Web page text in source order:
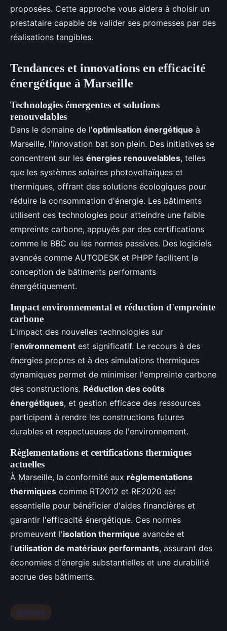
proposées. Cette approche vous aidera à choisir un
prestataire capable de valider ses promesses par des
réalisations tangibles.
Tendances et innovations en efficacité
énergétique à Marseille
Technologies émergentes et solutions
renouvelables
Dans le domaine de l'optimisation énergétique à
Marseille, l'innovation bat son plein. Des initiatives se
concentrent sur les énergies renouvelables, telles
que les systèmes solaires photovoltaïques et
thermiques, offrant des solutions écologiques pour
réduire la consommation d'énergie. Les bâtiments
utilisent ces technologies pour atteindre une faible
empreinte carbone, appuyés par des certifications
comme le BBC ou les normes passives. Des logiciels
avancés comme AUTODESK et PHPP facilitent la
conception de bâtiments performants
énergétiquement.
Impact environnemental et réduction d'empreinte
carbone
L'impact des nouvelles technologies sur
l'environnement est significatif. Le recours à des
énergies propres et à des simulations thermiques
dynamiques permet de minimiser l'empreinte carbone
des constructions. Réduction des coûts
énergétiques, et gestion efficace des ressources
participent à rendre les constructions futures
durables et respectueuses de l'environnement.
Règlementations et certifications thermiques
actuelles
À Marseille, la conformité aux règlementations
thermiques comme RT2012 et RE2020 est
essentielle pour bénéficier d'aides financières et
garantir l'efficacité énergétique. Ces normes
promeuvent l'isolation thermique avancée et
l'utilisation de matériaux performants, assurant des
économies d'énergie substantielles et une durabilité
accrue des bâtiments.
Services